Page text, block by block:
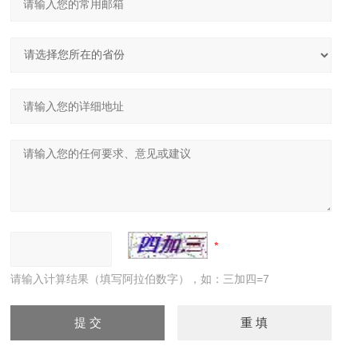
请输入计算结果（填写阿拉伯数字），如：三加四=7